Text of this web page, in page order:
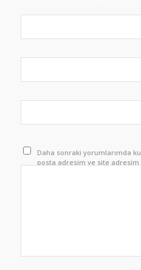
Daha sonraki yorumlarımda
posta adresim ve site adresim